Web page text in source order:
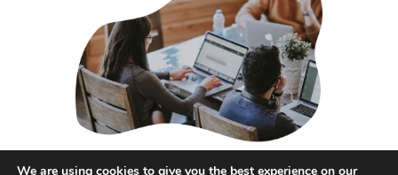
Saber mais
We are using cookies to give you the best experience on our